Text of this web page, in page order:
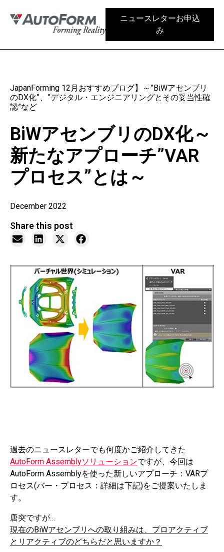
ニュースレターお申込
み
JapanForming 12月おすすめブログ】～”BiWアセンブリ
のDX化”、”デジタル・エンジニアリングとその妥当性確
認”など
BiWアセンブリのDX化～
新たなアプローチ”VAR
プロセス”とは～
December 2022
Share this post
過去のニュースレターでも何度かご紹介してきた
AutoForm Assemblyソリューションですが、今回は
AutoForm Assemblyを使った新しいアプローチ：VARプ
ロセス(バー・プロセス：詳細は下記)をご提案いたしま
す。
唐突ですが…
現在のBiWアセンブリへの取り組みは、プロアクティブ
とリアクティブのどちらだと思いますか？